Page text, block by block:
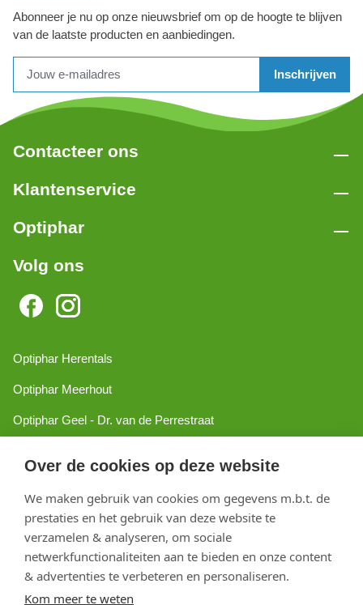
Over de cookies op deze website
We maken gebruik van cookies om gegevens m.b.t. de
prestaties en het gebruik van deze website te
verzamelen & analyseren, om sociale
netwerkfunctionaliteiten aan te bieden en onze content
& advertenties te verbeteren en personaliseren.
Kom meer te weten
Abonneer je nu op onze nieuwsbrief om op de hoogte te blijven
van de laatste producten en aanbiedingen.
Inschrijven
Contacteer ons
Klantenservice
Optiphar
Volg ons
Optiphar Herentals
Optiphar Meerhout
Optiphar Geel - Dr. van de Perrestraat
Optiphar Mol
Copyright 2026 optiphar.com. Alle rechten voorbehouden